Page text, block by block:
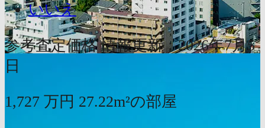
いいえ
参考査定価格 情報更新：2026年7月5
日
1,727 万円 27.22m²の部屋